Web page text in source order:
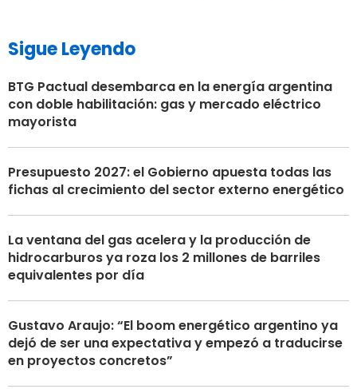
Sigue Leyendo
BTG Pactual desembarca en la energía argentina
con doble habilitación: gas y mercado eléctrico
mayorista
Presupuesto 2027: el Gobierno apuesta todas las
fichas al crecimiento del sector externo energético
La ventana del gas acelera y la producción de
hidrocarburos ya roza los 2 millones de barriles
equivalentes por día
Gustavo Araujo: “El boom energético argentino ya
dejó de ser una expectativa y empezó a traducirse
en proyectos concretos”